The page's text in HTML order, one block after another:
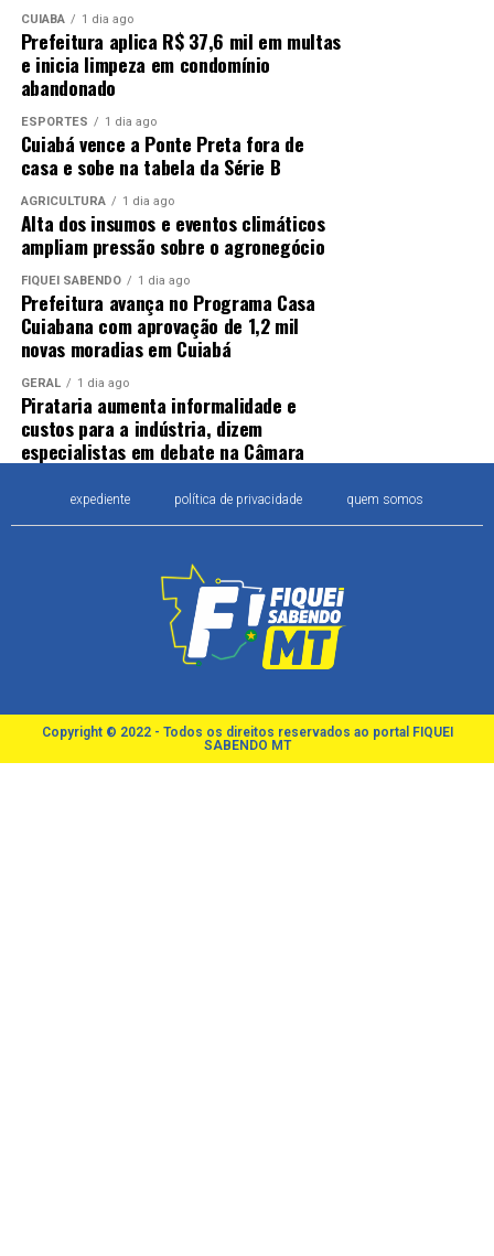
CUIABÁ 1 dia ago
Prefeitura aplica R$ 37,6 mil em multas
e inicia limpeza em condomínio
abandonado
ESPORTES 1 dia ago
Cuiabá vence a Ponte Preta fora de
casa e sobe na tabela da Série B
AGRICULTURA 1 dia ago
Alta dos insumos e eventos climáticos
ampliam pressão sobre o agronegócio
FIQUEI SABENDO 1 dia ago
Prefeitura avança no Programa Casa
Cuiabana com aprovação de 1,2 mil
novas moradias em Cuiabá
GERAL 1 dia ago
Pirataria aumenta informalidade e
custos para a indústria, dizem
especialistas em debate na Câmara
expediente política de privacidade quem somos
Copyright © 2022 - Todos os direitos reservados ao portal FIQUEI
SABENDO MT